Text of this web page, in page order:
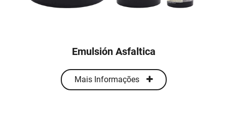
Emulsión Asfaltica
Mais Informações